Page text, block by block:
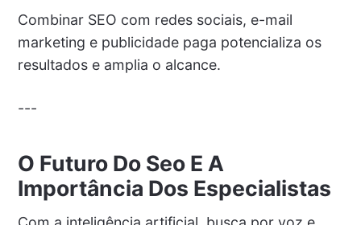
Combinar SEO com redes sociais, e-mail
marketing e publicidade paga potencializa os
resultados e amplia o alcance.
---
O Futuro Do Seo E A
Importância Dos Especialistas